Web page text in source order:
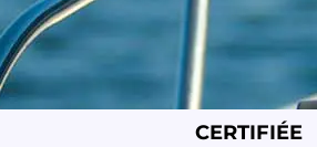
CERTIFIÉE